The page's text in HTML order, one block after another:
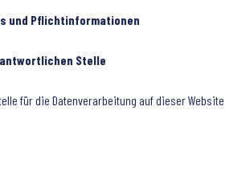
und Pflichtinformationen
Stelle
für die Datenverarbeitung auf dieser Website